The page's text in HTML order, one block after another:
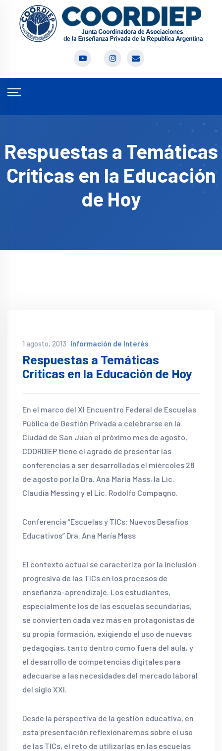
Respuestas a Temáticas
Críticas en la Educación
de Hoy
1 agosto, 2013 Información de Interés
Respuestas a Temáticas
Críticas en la Educación de Hoy
En el marco del XI Encuentro Federal de Escuelas
Pública de Gestión Privada a celebrarse en la
Ciudad de San Juan el próximo mes de agosto,
COORDIEP tiene el agrado de presentar las
conferencias a ser desarrolladas el miércoles 28
de agosto por la Dra. Ana María Mass, la Lic.
Claudia Messing y el Lic. Rodolfo Compagno.
Conferencia “Escuelas y TICs: Nuevos Desafíos
Educativos” Dra. Ana María Mass
El contexto actual se caracteriza por la inclusión
progresiva de las TICs en los procesos de
enseñanza-aprendizaje. Los estudiantes,
especialmente los de las escuelas secundarias,
se convierten cada vez más en protagonistas de
su propia formación, exigiendo el uso de nuevas
pedagogías, tanto dentro como fuera del aula, y
el desarrollo de competencias digitales para
adecuarse a las necesidades del mercado laboral
del siglo XXI.
Desde la perspectiva de la gestión educativa, en
esta presentación reflexionaremos sobre el uso
de las TICs, el reto de utilizarlas en las escuelas